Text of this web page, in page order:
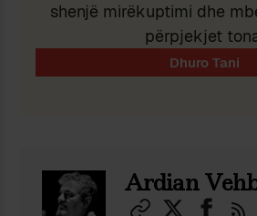
shenjë mirëkuptimi dhe
përpjekjet
Ardian